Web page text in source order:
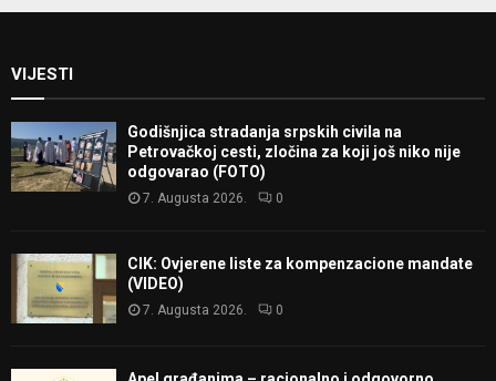
VIJESTI
Godišnjica stradanja srpskih civila na
Petrovačkoj cesti, zločina za koji još niko nije
odgovarao (FOTO)
7. Augusta 2026. 0
CIK: Ovjerene liste za kompenzacione mandate
(VIDEO)
7. Augusta 2026. 0